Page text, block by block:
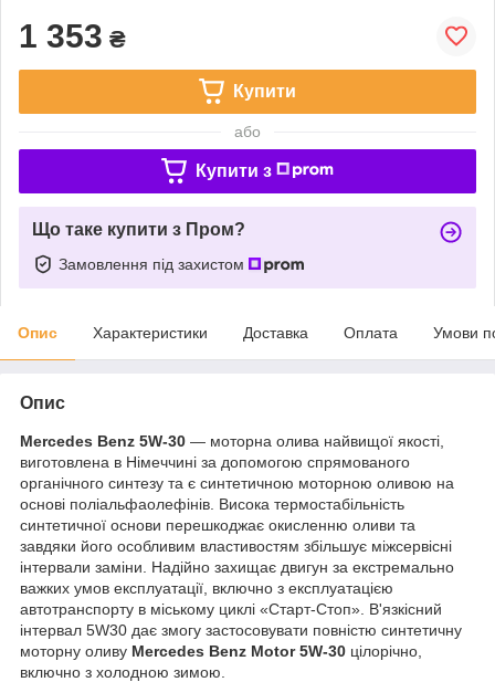
1 353 ₴
Купити
або
Купити з
Що таке купити з Пром?
Замовлення під захистом
Опис Характеристики Доставка Оплата Умови
Опис
Mercedes Benz 5W-30 — моторна олива найвищої якості,
виготовлена в Німеччині за допомогою спрямованого
органічного синтезу та є синтетичною моторною оливою на
основі поліальфаолефінів. Висока термостабільність
синтетичної основи перешкоджає окисленню оливи та
завдяки його особливим властивостям збільшує міжсервісні
інтервали заміни. Надійно захищає двигун за екстремально
важких умов експлуатації, включно з експлуатацією
автотранспорту в міському циклі «Старт-Стоп». В'язкісний
інтервал 5W30 дає змогу застосовувати повністю синтетичну
моторну оливу Mercedes Benz Motor 5W-30 цілорічно,
включно з холодною зимою.